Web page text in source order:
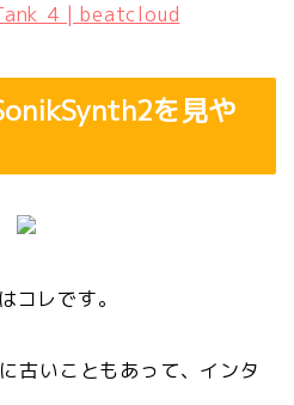
4 | beatcloud
を見や
コレです。
古いこともあって、インタ